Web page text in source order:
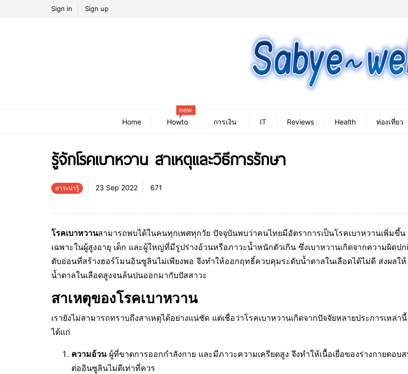
Sign in Sign up
Home Howto
new
การเงิน IT Reviews Health ท่องเที่ยว
รู้จักโรคเบาหวาน สาเหตุและวิธีการรักษา
สาระน่ารู้ 23 Sep 2022 671
โรคเบาหวานสามารถพบได้ในคนทุกเพศทุกวัย ปัจจุบันพบว่าคนไทยมีอัตราการเป็นโรคเบาหวานเพิ่มขึ้น
เฉพาะในผู้สูงอายุ เด็ก และผู้ใหญ่ที่มีรูปร่างอ้วนหรือภาวะน้ำหนักตัวเกิน ซึ่งเบาหวานเกิดจากความผิดป
ตับอ่อนที่สร้างฮอร์โมนอินซูลินไม่เพียงพอ จึงทำให้ออกฤทธิ์ควบคุมระดับน้ำตาลในเลือดได้ไม่ดี ส่งผลให้
น้ำตาลในเลือดสูงจนล้นปนออกมากับปัสสาวะ
สาเหตุของโรคเบาหวาน
เรายังไม่สามารถทราบถึงสาเหตุได้อย่างแน่ชัด แต่เชื่อว่าโรคเบาหวานเกิดจากปัจจัยหลายประการเหล่านี้
ได้แก่
ความอ้วนผู้ที่ขาดการออกกำลังกาย และมีภาวะความเครียดสูง จึงทำให้เนื้อเยื่อของร่างกายตอบ
ต่ออินซูลินไม่ดีเท่าที่ควร